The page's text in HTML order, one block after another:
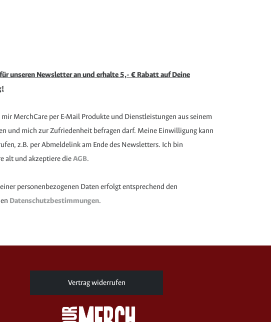
unseren Newsletter an und erhalte 5,- € Rabatt auf Deine
MerchCare per E-Mail Produkte und Dienstleistungen aus seinem
und mich zur Zufriedenheit befragen darf. Meine Einwilligung kann
z.B. per Abmeldelink am Ende des Newsletters. Ich bin
alt und akzeptiere dieAGB.
personenbezogenen Daten erfolgt entsprechend den
Datenschutzbestimmungen.
Vertrag widerrufen